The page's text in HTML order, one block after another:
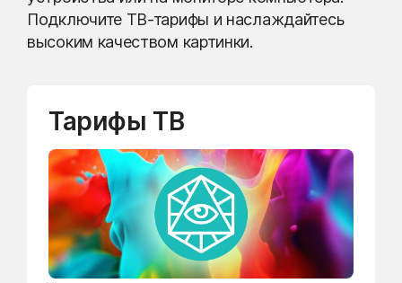
Подключите ТВ-тарифы и наслаждайтесь
высоким качеством картинки.
Тарифы ТВ